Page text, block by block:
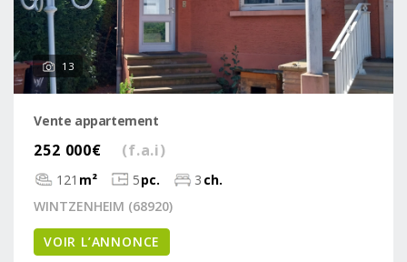
13
Vente appartement
252 000€ (f.a.i)
121 m² 5pc. 3 ch.
WINTZENHEIM (68920)
VOIR L’ANNONCE